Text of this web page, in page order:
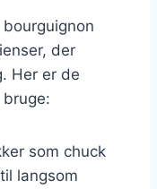
der
Her er de
som chuck
langsom